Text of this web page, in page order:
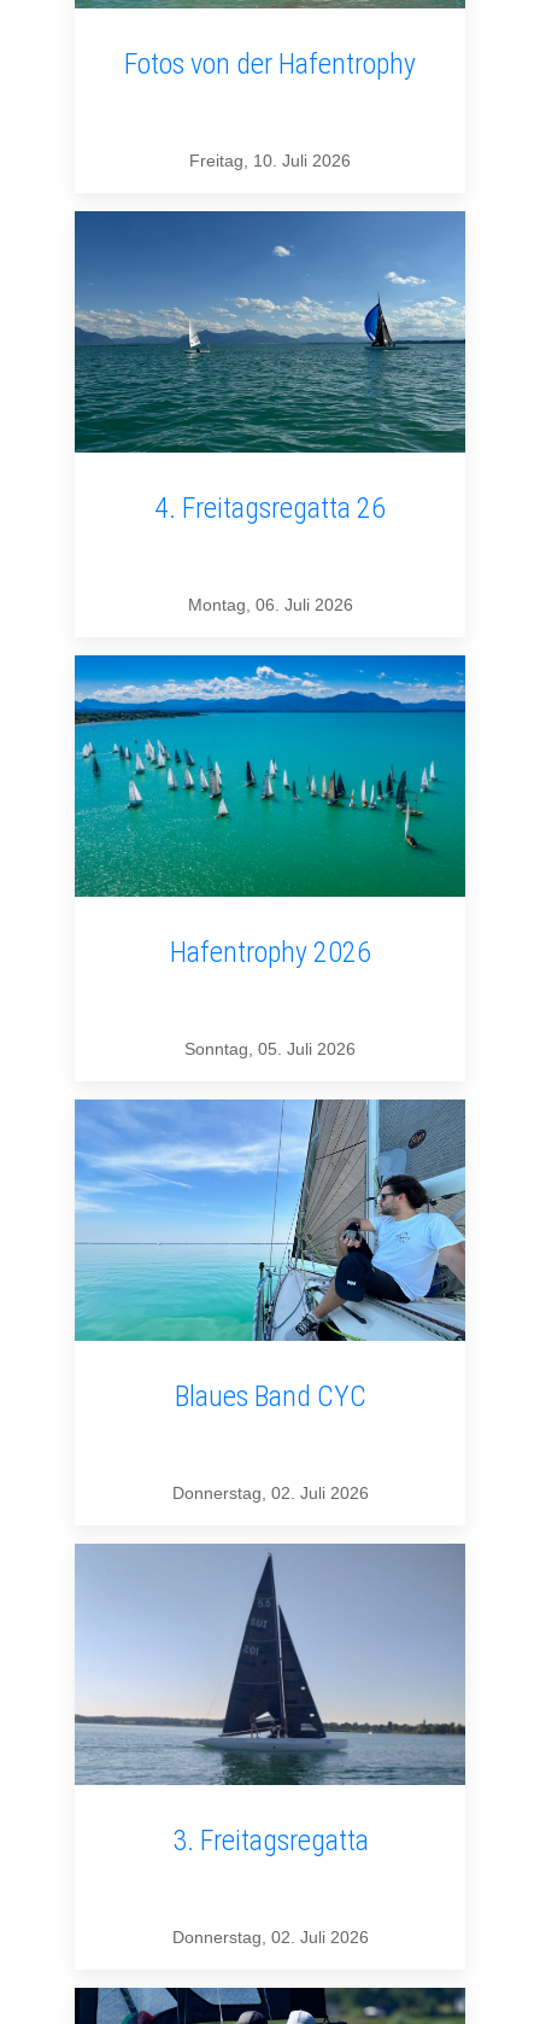
Fotos von der Hafentrophy
Freitag, 10. Juli 2026
4. Freitagsregatta 26
Montag, 06. Juli 2026
Hafentrophy 2026
Sonntag, 05. Juli 2026
Blaues Band CYC
Donnerstag, 02. Juli 2026
3. Freitagsregatta
Donnerstag, 02. Juli 2026